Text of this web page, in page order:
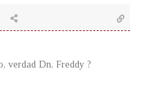
verdad Dn, Freddy ?